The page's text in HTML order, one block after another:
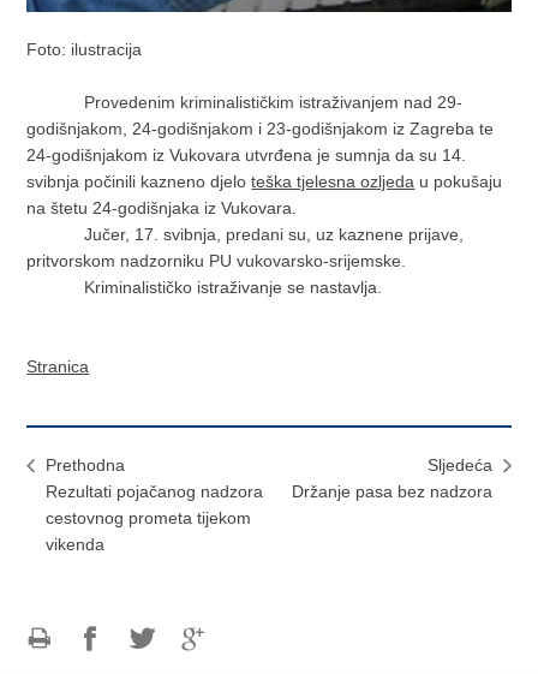
Foto: ilustracija
Provedenim kriminalističkim istraživanjem nad 29-
godišnjakom, 24-godišnjakom i 23-godišnjakom iz Zagreba te
24-godišnjakom iz Vukovara utvrđena je sumnja da su 14.
svibnja počinili kazneno djeloteška tjelesna ozljeda u pokušaju
na štetu 24-godišnjaka iz Vukovara.
Jučer, 17. svibnja, predani su, uz kaznene prijave,
pritvorskom nadzorniku PU vukovarsko-srijemske.
Kriminalističko istraživanje se nastavlja.
Stranica
Prethodna
Rezultati pojačanog nadzora
cestovnog prometa tijekom
vikenda
Sljedeća
Držanje pasa bez nadzora